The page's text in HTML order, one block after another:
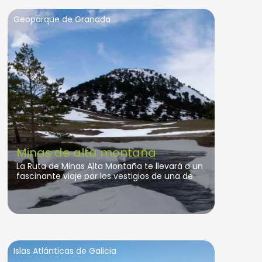
Geoparque de Granada
Minas de alta montaña
La Ruta de Minas Alta Montaña te llevará a un
fascinante viaje por los vestigios de una de
las antiguas actividades mineras de la región.
En este recorrido descubrirás los secretos de
un paisaje modelado por la mano del hombre
y la naturaleza, donde las minas,
Durante esta experiencia, acompañados de
Islas Atlánticas de Galicia